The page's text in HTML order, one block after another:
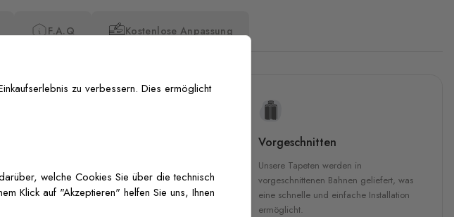
F.A.Q Kostenlose Anpassung
Gedruckt mit GREENGUARD Gold-
zertifizierten Tinten für garantierte
Vorgeschnitten
Unsere Tapeten werden in
vorgeschnittenen Bahnen geliefert, was
eine schnelle und einfache Installation
ermöglicht.
zu verbessern. Dies ermöglicht
welche Cookies Sie über die technisch
Klick auf "Akzeptieren" helfen Sie uns, Ihnen